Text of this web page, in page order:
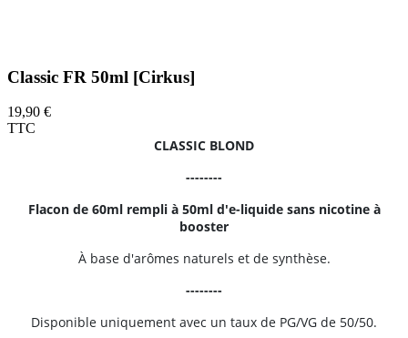
Classic FR 50ml [Cirkus]
19,90 €
TTC
CLASSIC BLOND
--------
Flacon de 60ml rempli à 50ml d'e-liquide sans nicotine à
booster
À base d'arômes naturels et de synthèse.
--------
Disponible uniquement avec un taux de PG/VG de 50/50.